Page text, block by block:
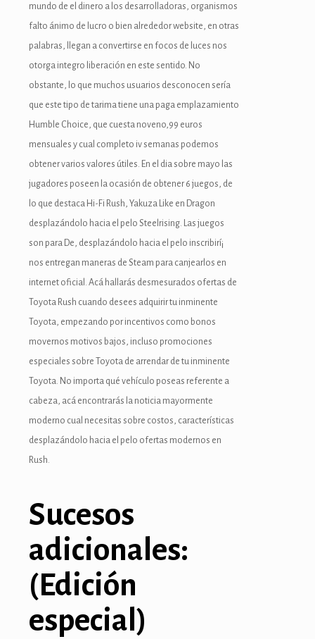
mundo de el dinero a los desarrolladoras, organismos
falto ánimo de lucro o bien alrededor website, en otras
palabras, llegan a convertirse en focos de luces nos
otorga integro liberación en este sentido. No
obstante, lo que muchos usuarios desconocen serí­a
que este tipo de tarima tiene una paga emplazamiento
Humble Choice, que cuesta noveno,99 euros
mensuales y cual completo iv semanas podemos
obtener varios valores útiles. En el dia sobre mayo las
jugadores poseen la ocasión de obtener 6 juegos, de
lo que destaca Hi-Fi Rush, Yakuza Like en Dragon
desplazándolo hacia el pelo Steelrising. Las juegos
son para De, desplazándolo hacia el pelo inscribirí¡
nos entregan maneras de Steam para canjearlos en
internet oficial. Acá hallarás desmesurados ofertas de
Toyota Rush cuando desees adquirir tu inminente
Toyota, empezando por incentivos como bonos
movernos motivos bajos, incluso promociones
especiales sobre Toyota de arrendar de tu inminente
Toyota. No importa qué vehículo poseas referente a
cabeza, acá encontrarás la noticia mayormente
moderno cual necesitas sobre costos, características
desplazándolo hacia el pelo ofertas modernos en
Rush.
Sucesos
adicionales:
(Edición
especial)